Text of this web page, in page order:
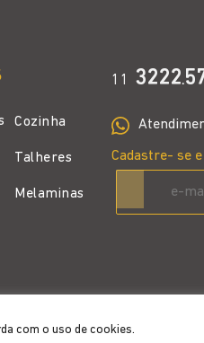
com o uso de cookies.
Cozinha
Talheres
Melaminas
11 3222.
Cadastre- se